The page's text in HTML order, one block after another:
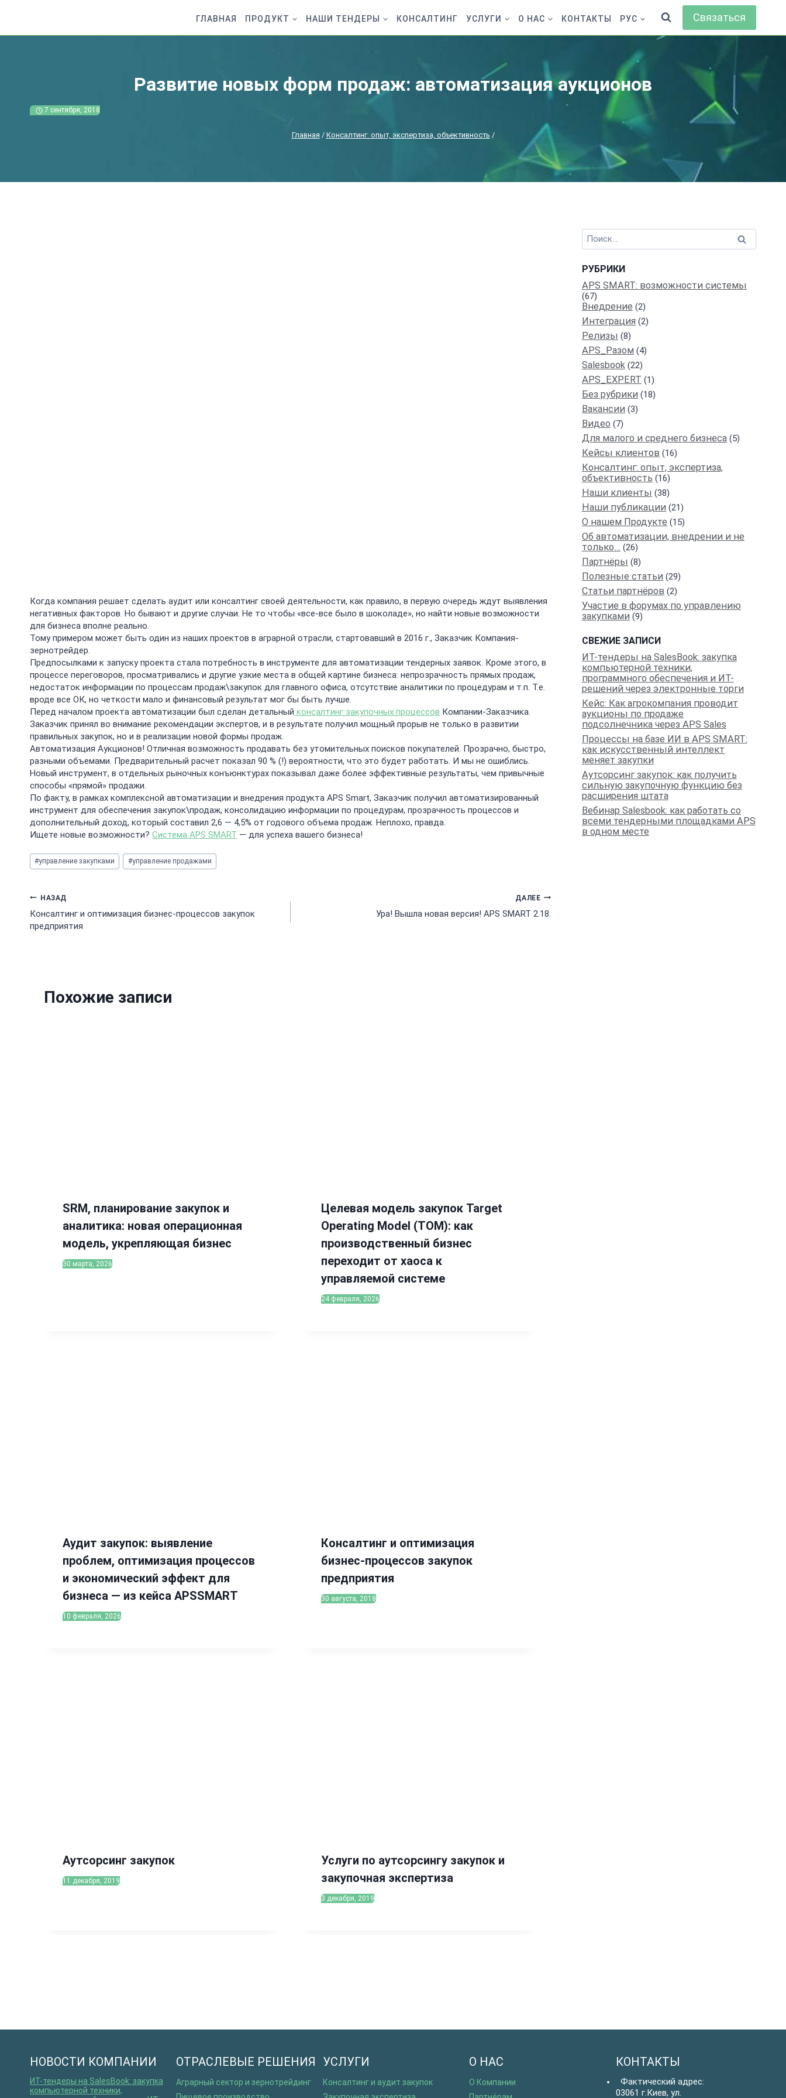
ГЛАВНАЯ ПРОДУКТ НАШИ ТЕНДЕРЫ КОНСАЛТИНГ УСЛУГИ О НАС КОНТАКТЫ РУС Связаться
Развитие новых форм продаж: автоматизация аукционов
7 сентября, 2018
Главная / Консалтинг: опыт, экспертиза, объективность /
Когда компания решает сделать аудит или консалтинг своей деятельности, как правило, в первую очередь ждут выявления
негативных факторов. Но бывают и другие случаи. Не то чтобы «все-все было в шоколаде», но найти новые возможности
для бизнеса вполне реально.
Тому примером может быть один из наших проектов в аграрной отрасли, стартовавший в 2016 г., Заказчик Компания-
зернотрейдер.
​Предпосылками к запуску проекта стала потребность в инструменте для автоматизации тендерных заявок. Кроме этого, в
процессе переговоров, просматривались и другие узкие места в общей картине бизнеса: непрозрачность прямых продаж,
недостаток информации по процессам продаж\закупок для главного офиса, отсутствие аналитики по процедурам и т.п. Т.е.
вроде все ОК, но четкости мало и финансовый результат мог бы быть лучше.
​Перед началом проекта автоматизации был сделан детальный консалтинг закупочных процессов Компании-Заказчика.
Заказчик принял во внимание рекомендации экспертов, и в результате получил мощный прорыв не только в развитии
правильных закупок, но и в реализации новой формы продаж.
Автоматизация Аукционов! Отличная возможность продавать без утомительных поисков покупателей. Прозрачно, быстро,
разными объемами. Предварительный расчет показал 90 % (!) вероятности, что это будет работать. И мы не ошиблись.
Новый инструмент, в отдельных рыночных конъюнктурах показывал даже более эффективные результаты, чем привычные
способы «прямой» продажи.
​По факту, в рамках комплексной автоматизации и внедрения продукта APS Smart, Заказчик получил автоматизированный
инструмент для обеспечения закупок\продаж, консолидацию информации по процедурам, прозрачность процессов и
дополнительный доход, который составил 2,6 — 4,5% от годового объема продаж. Неплохо, правда.
​Ищете новые возможности? Система APS SMART — для успеха вашего бизнеса!
Метки
записи:
#управление закупками #управление продажами
Навигация
по
НАЗАД
Консалтинг и оптимизация бизнес-процессов закупок
предприятия
ДАЛЕЕ
Ура! Вышла новая версия! APS SMART 2.18.
Похожие записи
SRM, планирование закупок и
аналитика: новая операционная
модель, укрепляющая бизнес
30 марта, 2026
Целевая модель закупок Target
Operating Model (TOM): как
производственный бизнес
переходит от хаоса к
управляемой системе
24 февраля, 2026
Аудит закупок: выявление
проблем, оптимизация процессов
и экономический эффект для
бизнеса — из кейса APSSMART
10 февраля, 2026
Консалтинг и оптимизация
бизнес-процессов закупок
предприятия
30 августа, 2018
Аутсорсинг закупок
11 декабря, 2019
Услуги по аутсорсингу закупок и
закупочная экспертиза
3 декабря, 2019
Найти:
РУБРИКИ
APS SMART: возможности системы
(67)
Внедрение (2)
Интеграция(2)
Релизы (8)
APS_Разом(4)
Salesbook (22)
АPS_EXPERT (1)
Без рубрики(18)
Вакансии(3)
Видео (7)
Для малого и среднего бизнеса(5)
Кейсы клиентов (16)
Консалтинг: опыт, экспертиза,
объективность (16)
Наши клиенты (38)
Наши публикации(21)
О нашем Продукте (15)
Об автоматизации, внедрении и не
только… (26)
Партнёры (8)
Полезные статьи(29)
Статьи партнёров (2)
Участие в форумах по управлению
закупками(9)
СВЕЖИЕ ЗАПИСИ
ИT-тендеры на SalesBook: закупка
компьютерной техники,
программного обеспечения и ИТ-
решений через электронные торги
Кейс: Как агрокомпания проводит
аукционы по продаже
подсолнечника через APS Sales
Процессы на базе ИИ в APS SMART:
как искусственный интеллект
меняет закупки
Аутсорсинг закупок: как получить
сильную закупочную функцию без
расширения штата
Вебинар Salesbook: как работать со
всеми тендерными площадками APS
в одном месте
НОВОСТИ КОМПАНИИ
ИT-тендеры на SalesBook: закупка
компьютерной техники,
ОТРАСЛЕВЫЕ РЕШЕНИЯ
Аграрный сектор и зернотрейдинг
УСЛУГИ
Консалтинг и аудит закупок
О НАС
О Компании
КОНТАКТЫ
Фактический адрес:
03061 г.Киев, ул.